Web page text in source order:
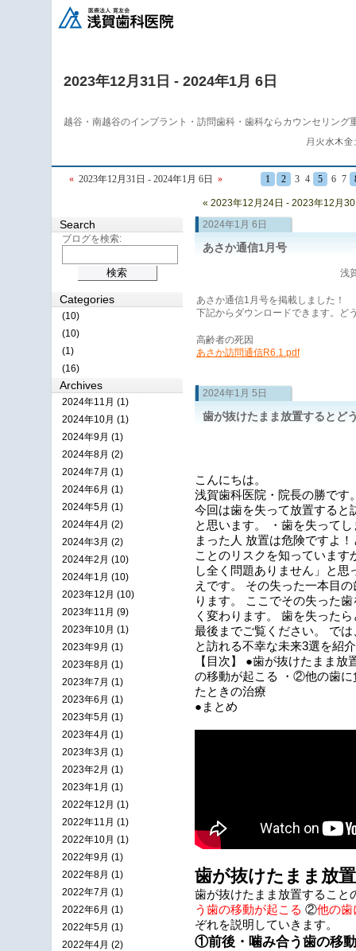
2023年12月31日 - 2024年1月 6日
越谷・南越谷のインプラント・訪問歯科・歯科ならカウンセリング
« 2023年12月31日 - 2024年1月 6日 » 1 2 3 4 5 6 7
2024年1月 6日
あさか通信1月号
浅
あさか通信1月号を掲載しました！
下記からダウンロードできます。ど
高齢者の死因
あさか訪問通信R6.1.pdf
2024年1月 5日
歯が抜けたまま放置するとど
こ んにちは。
浅賀歯科医院・院長の勝です
今回は歯を失って放置すると
と思います。 ・歯を失って
まった人 放置は危険ですよ
ことのリスクを知っていま
し全く問題ありません」と
えです。 その失った一本目
ります。 ここでその失った
く変わります。 歯を失った
最後までご覧ください。 で
と訪れる不幸な未来3選を紹
【目次】 ●歯が抜けたまま
の移動が起こる ・②他の歯
たときの治療
●まとめ
歯が抜けたまま放
歯が抜けたまま放置するこ
う歯の移動が起こる ②他の歯
ぞれを説明していきます。
①前後・噛み合う歯の移
« 2023年12月24日 - 2023年12月
Search
ブログを検索:
Categories
(10)
(10)
(1)
(16)
Archives
2024年11月 (1)
2024年10月 (1)
2024年9月 (1)
2024年8月 (2)
2024年7月 (1)
2024年6月 (1)
2024年5月 (1)
2024年4月 (2)
2024年3月 (2)
2024年2月 (10)
2024年1月 (10)
2023年12月 (10)
2023年11月 (9)
2023年10月 (1)
2023年9月 (1)
2023年8月 (1)
2023年7月 (1)
2023年6月 (1)
2023年5月 (1)
2023年4月 (1)
2023年3月 (1)
2023年2月 (1)
2023年1月 (1)
2022年12月 (1)
2022年11月 (1)
2022年10月 (1)
2022年9月 (1)
2022年8月 (1)
2022年7月 (1)
2022年6月 (1)
2022年5月 (1)
2022年4月 (2)